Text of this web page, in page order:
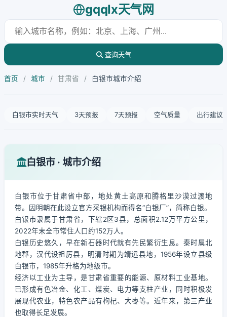
gqqlx天气网
查询天气
首页 / 城市 / 甘肃省 / 白银市城市介绍
白银市实时天气 3天预报 7天预报 空气质量 出行建议
白银市 · 城市介绍
白银市位于甘肃省中部，地处黄土高原和腾格里沙漠过渡地
带。因明朝在此设立官方采银机构而得名“白银厂”，简称白银。
白银市隶属于甘肃省，下辖2区3县，总面积2.12万平方公里，
2022年末全市常住人口约152万人。
白银历史悠久，早在新石器时代就有先民繁衍生息。秦时属北
地郡，汉代设祖厉县，明清时期为靖远县地，1956年设立县级
白银市，1985年升格为地级市。
经济以工业为主导，是甘肃省重要的能源、原材料工业基地。
已形成有色冶金、化工、煤炭、电力等支柱产业，同时积极发
展现代农业，特色农产品有枸杞、大枣等。近年来，第三产业
也取得长足发展。